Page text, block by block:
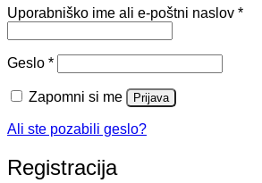
Uporabniško ime ali e-poštni naslov *
Geslo *Zahtevano
Zapomni si me Prijava
Ali ste pozabili geslo?
Registracija